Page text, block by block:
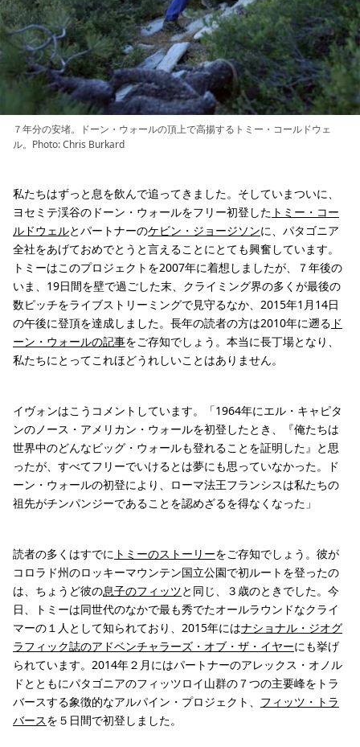
７年分の安堵。ドーン・ウォールの頂上で高揚するトミー・コールドウェ
ル。Photo: Chris Burkard
私たちはずっと息を飲んで追ってきました。そしていまついに、
ヨセミテ渓谷のドーン・ウォールをフリー初登した トミー・コー
ルドウェルとパートナーのケビン・ジョージソンに、パタゴニア
全社をあげておめでとうと言えることにとても興奮しています。
トミーはこのプロジェクトを2007年に着想しましたが、７年後の
いま、19日間を壁で過ごした末、クライミング界の多くが最後の
数ピッチをライブストリーミングで見守るなか、2015年1月14日
の午後に登頂を達成しました。長年の読者の方は2010年に遡る ド
ーン・ウォールの記事をご存知でしょう。本当に長丁場となり、
私たちにとってこれほどうれしいことはありません。
イヴォンはこうコメントしています。「1964年にエル・キャピタ
ンのノース・アメリカン・ウォールを初登したとき、『俺たちは
世界中のどんなビッグ・ウォールも登れることを証明した』と思
ったが、すべてフリーでいけるとは夢にも思っていなかった。ド
ーン・ウォールの初登により、ローマ法王フランシスは私たちの
祖先がチンパンジーであることを認めざるを得なくなった」
読者の多くはすでに トミーのストーリーをご存知でしょう。彼が
コロラド州のロッキーマウンテン国立公園で初ルートを登ったの
は、ちょうど彼の息子のフィッツと同じ、３歳のときでした。今
日、トミーは同世代のなかで最も秀でたオールラウンドなクライ
マーの１人として知られており、2015年にはナショナル・ジオグ
ラフィック誌のアドベンチャラーズ・オブ・ザ・イヤーにも挙げ
られています。2014年２月にはパートナーのアレックス・オノル
ドとともにパタゴニアのフィッツロイ山群の７つの主要峰をトラ
バースする象徴的なアルパイン・プロジェクト、 フィッツ・トラ
バースを５日間で初登しました。